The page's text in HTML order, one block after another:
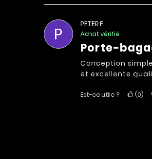
P
PETER F.
Achat vérifié
Porte-
Conception
et excellente
Est-ce utile ? 0